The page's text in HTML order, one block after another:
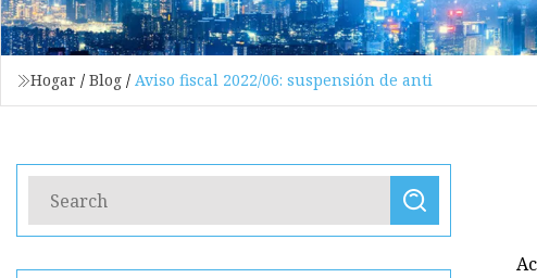
Hogar / Blog / Aviso fiscal 2022/06: suspensión de anti